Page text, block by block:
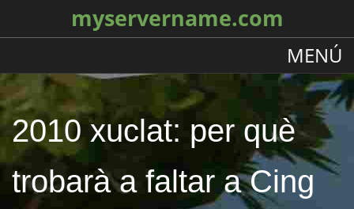
myservername.com
MENÚ
2010 xuclat: per què
trobarà a faltar a Cing